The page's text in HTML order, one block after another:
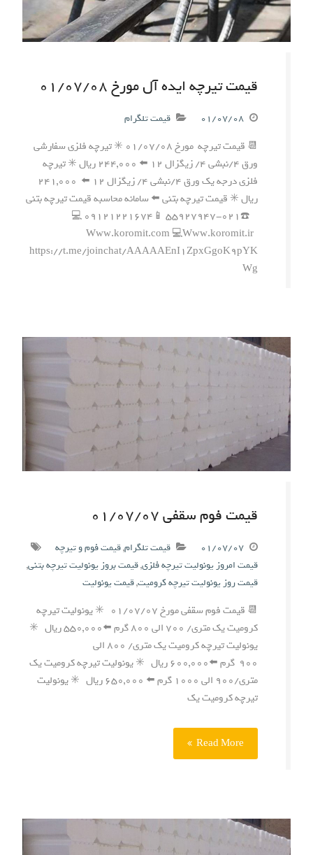
قیمت تیرچه ایده آل مورخ ۰۱/۰۷/۰۸
۰۱/۰۷/۰۸ قیمت تلگرام
📆 قیمت تیرچه مورخ ۰۱/۰۷/۰۸ ✳️ تیرچه فلزی سفارشی
ورق ۴/نبشی ۴/ زیگزال ۱۲ ⬅️ ۲۴۴,۰۰۰ ریال ✳️ تیرچه
فلزی درجه یک ورق ۴/نبشی ۴/ زیگزال ۱۲ ⬅️ ۲۴۱,۰۰۰
ریال ✳️ قیمت تیرچه بتنی ⬅️ سامانه محاسبه قیمت تیرچه بتنی
☎️۰۲۱-۵۵۹۲۷۹۴۷ 📱۰۹۱۲۱۲۲۱۶۷۴ 💻
Www.koromit.com 💻Www.koromit.ir
https://t.me/joinchat/AAAAAEnI1ZpxGgoK9pYK
Wg
قیمت فوم سقفی ۰۱/۰۷/۰۷
۰۱/۰۷/۰۷ قیمت تلگرام,قیمت فوم و تیرچه
قیمت امروز یونولیت تیرچه فلزی,قیمت بروز یونولیت تیرچه بتنی,
قیمت روز یونولیت تیرچه کرومیت,قیمت یونولیت
📆 قیمت فوم سقفی مورخ ۰۱/۰۷/۰۷ ✳️ یونولیت تیرچه
کرومیت یک متری/ ۷۰۰ الی ۸۰۰ گرم ⬅️۵۵۰,۰۰۰ ریال ✳️
یونولیت تیرچه کرومیت یک متری/ ۸۰۰ الی
۹۰۰ گرم ⬅️۶۰۰,۰۰۰ ریال ✳️ یونولیت تیرچه کرومیت یک
متری/۹۰۰ الی ۱۰۰۰ گرم ⬅️ ۶۵۰,۰۰۰ ریال ✳️ یونولیت
تیرچه کرومیت یک
Read More